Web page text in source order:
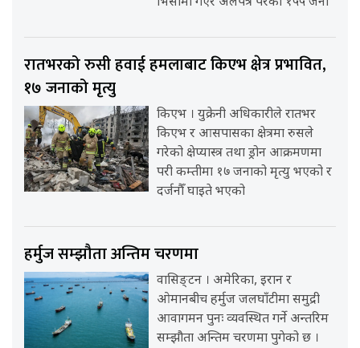
रातभरको रुसी हवाई हमलाबाट किएभ क्षेत्र प्रभावित,
१७ जनाको मृत्यु
किएभ । युक्रेनी अधिकारीले रातभर
किएभ र आसपासका क्षेत्रमा रुसले
गरेको क्षेप्यास्त्र तथा ड्रोन आक्रमणमा
परी कम्तीमा १७ जनाको मृत्यु भएको र
दर्जनौँ घाइते भएको
हर्मुज सम्झौता अन्तिम चरणमा
वासिङ्टन । अमेरिका, इरान र
ओमानबीच हर्मुज जलघाँटीमा समुद्री
आवागमन पुनः व्यवस्थित गर्ने अन्तरिम
सम्झौता अन्तिम चरणमा पुगेको छ ।